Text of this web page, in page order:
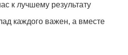
к лучшему результату
каждого важен, а вместе